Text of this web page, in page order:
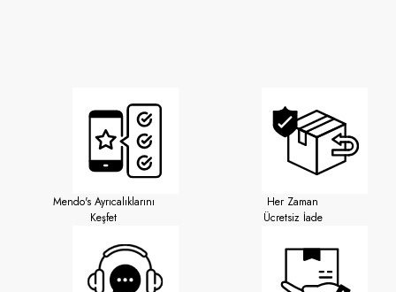
Mendo's Ayrıcalıklarını
Keşfet
Her Zaman
Ücretsiz İade